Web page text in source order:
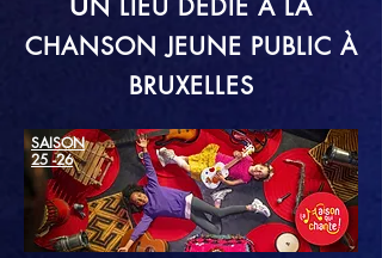
N LIEU DEDIE À LA
CHANSON JEUNE PUBLIC À
BRUXELLES
SAISON
25 -26